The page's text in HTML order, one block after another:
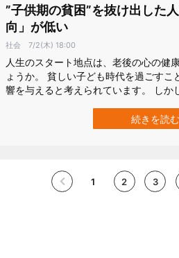
”子供期の貧困”を抜け出した
向」が低い
社会 7/2(木) 18:00
人生のスタート地点は、老後の心の健
ょうか。 貧しい子ども時代を過ごす
響を与えると考えられています。 しか
の後の人生で困難が和らいでいた人で
いという関連を示しました。 この成
続きを読む
1 2 3